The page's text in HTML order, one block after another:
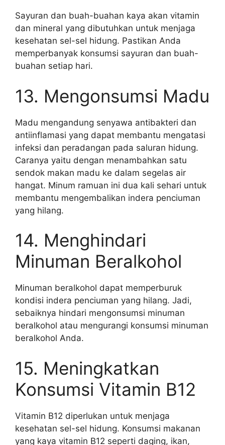
Sayuran dan buah-buahan kaya akan vitamin
dan mineral yang dibutuhkan untuk menjaga
kesehatan sel-sel hidung. Pastikan Anda
memperbanyak konsumsi sayuran dan buah-
buahan setiap hari.
13. Mengonsumsi Madu
Madu mengandung senyawa antibakteri dan
antiinflamasi yang dapat membantu mengatasi
infeksi dan peradangan pada saluran hidung.
Caranya yaitu dengan menambahkan satu
sendok makan madu ke dalam segelas air
hangat. Minum ramuan ini dua kali sehari untuk
membantu mengembalikan indera penciuman
yang hilang.
14. Menghindari
Minuman Beralkohol
Minuman beralkohol dapat memperburuk
kondisi indera penciuman yang hilang. Jadi,
sebaiknya hindari mengonsumsi minuman
beralkohol atau mengurangi konsumsi minuman
beralkohol Anda.
15. Meningkatkan
Konsumsi Vitamin B12
Vitamin B12 diperlukan untuk menjaga
kesehatan sel-sel hidung. Konsumsi makanan
yang kaya vitamin B12 seperti daging, ikan,